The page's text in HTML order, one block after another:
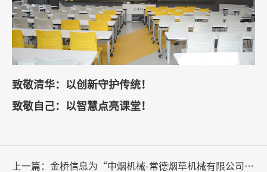
致敬清华：以创新守护传统！
致敬自己：以智慧点亮课堂！
上一篇： 金桥信息为“中烟机械-常德烟草机械有限公司”重塑会议生命力！